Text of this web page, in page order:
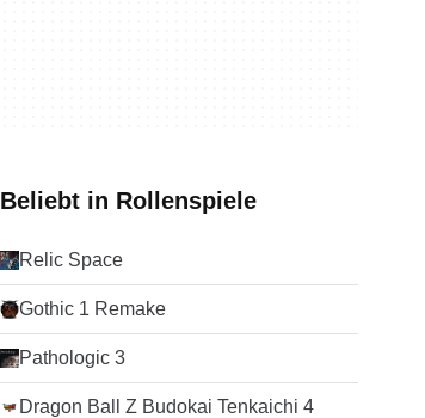
Beliebt in Rollenspiele
Relic Space
Gothic 1 Remake
Pathologic 3
Dragon Ball Z Budokai Tenkaichi 4